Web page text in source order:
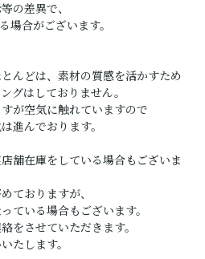
の差異で、
合がございます。
んどは、素材の質感を活かすため
グはしておりません。
が空気に触れていますので
進んでおります。
舗在庫をしている場合もございま
ておりますが、
ている場合もございます。
をさせていただきます。
たします。